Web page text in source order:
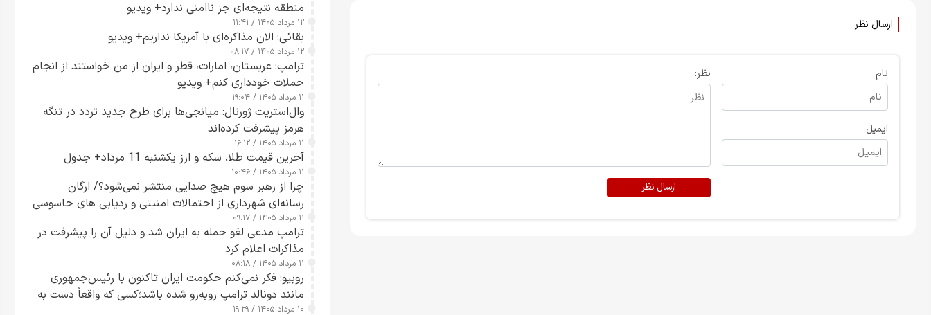
ارسال نظر
نام
ایمیل
نظر:
ارسال نظر
منطقه نتیجه‌ای جز ناامنی ندارد+ ویدیو
۱۲ مرداد ۱۴۰۵ / ۱۱:۴۱
بقائی: الان مذاکره‌ای با آمریکا نداریم+ ویدیو
۱۲ مرداد ۱۴۰۵ / ۰۸:۱۷
ترامپ: عربستان، امارات، قطر و ایران از من خواستند از انجام
حملات خودداری کنم+ ویدیو
۱۱ مرداد ۱۴۰۵ / ۱۹:۰۴
وال‌استریت ژورنال: میانجی‌ها برای طرح جدید تردد در تنگه
هرمز پیشرفت کرده‌اند
۱۱ مرداد ۱۴۰۵ / ۱۶:۱۲
آخرین قیمت طلا، سکه و ارز یکشنبه 11 مرداد+ جدول
۱۱ مرداد ۱۴۰۵ / ۱۰:۴۶
چرا از رهبر سوم هیچ صدایی منتشر نمی‌شود؟/ ارگان
رسانه‌ای شهرداری از احتمالات امنیتی و ردیابی های جاسوسی
گفت
۱۱ مرداد ۱۴۰۵ / ۰۹:۱۷
ترامپ مدعی لغو حمله به ایران شد و دلیل آن را پیشرفت در
مذاکرات اعلام کرد
۱۱ مرداد ۱۴۰۵ / ۰۸:۱۸
روبیو: فکر نمی‌کنم حکومت ایران تاکنون با رئیس‌جمهوری
مانند دونالد ترامپ روبه‌رو شده باشد؛کسی که واقعاً دست به
اقدام می‌زند
۱۰ مرداد ۱۴۰۵ / ۱۹:۲۹